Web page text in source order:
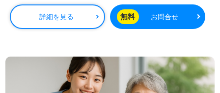
が整っています。利用者やその家族の気持ちに寄り添った
支援を実現するためのサポート体制も万全です。
現状に直に触れることができ、やりがいを感じることがで
きるでしょう。このように、日勤勤務でプライベートと仕
事を両立させながら、充実したキャリアを築くことができ
る求人です。興味がある方は、ぜひお問い合わせくださ
詳細を見る 無料 お問合せ